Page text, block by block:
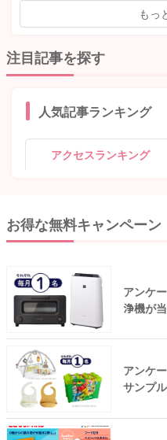
もっ
注目記事を探す
人気記事ランキング
アクセスランキング
お得な無料キャンペーン
アンケ
浄機が
アンケ
サンプ